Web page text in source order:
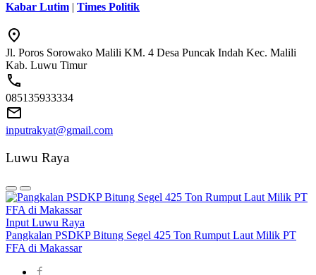
Kabar Lutim | Times Politik
Jl. Poros Sorowako Malili KM. 4 Desa Puncak Indah Kec. Malili
Kab. Luwu Timur
085135933334
inputrakyat@gmail.com
Luwu Raya
Input Luwu Raya
Pangkalan PSDKP Bitung Segel 425 Ton Rumput Laut Milik PT
FFA di Makassar